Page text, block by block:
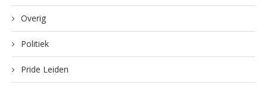
Overig
Politiek
Pride Leiden